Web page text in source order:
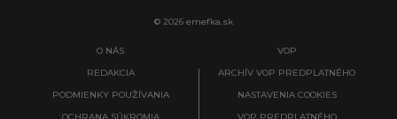
© 2026 emefka.sk
O NÁS
REDAKCIA
PODMIENKY POUŽÍVANIA
VOP
ARCHÍV VOP PREDPLATNÉHO
NASTAVENIA COOKIES